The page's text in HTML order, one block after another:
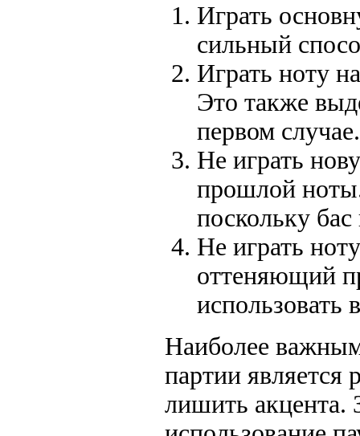
Играть
сильный
Играть ноту
Это также
первом случае.
Не играть
прошлой
поскольку бас
Не играть
оттеняющий
использовать
Наиболее
партии является
лишить акцента.